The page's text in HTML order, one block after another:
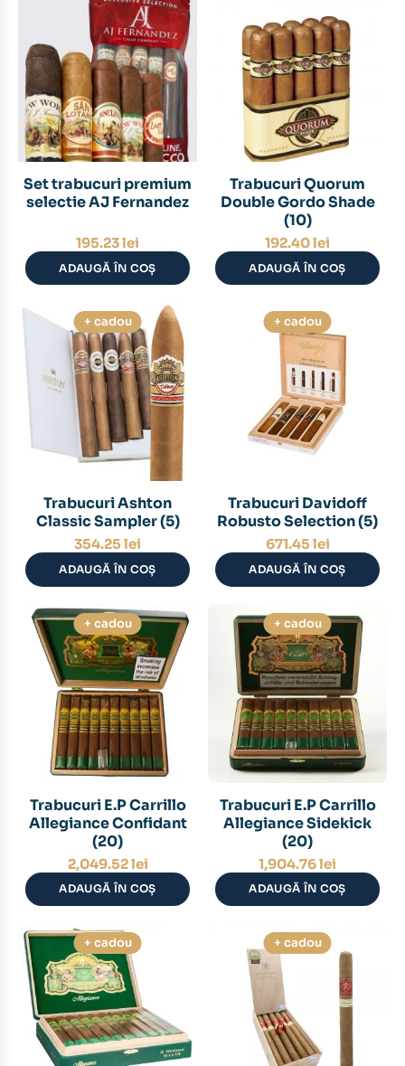
Set trabucuri premium
selectie AJ Fernandez
195.23lei
ADAUGĂ ÎN COȘ
Trabucuri Quorum
Double Gordo Shade
(10)
192.40lei
ADAUGĂ ÎN COȘ
+ cadou
Trabucuri Ashton
Classic Sampler (5)
354.25 lei
ADAUGĂ ÎN COȘ
+ cadou
Trabucuri Davidoff
Robusto Selection (5)
671.45 lei
ADAUGĂ ÎN COȘ
+ cadou
Trabucuri E.P Carrillo
Allegiance Confidant
(20)
2,049.52lei
ADAUGĂ ÎN COȘ
+ cadou
Trabucuri E.P Carrillo
Allegiance Sidekick
(20)
1,904.76lei
ADAUGĂ ÎN COȘ
+ cadou + cadou